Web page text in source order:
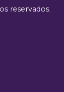
reservados.